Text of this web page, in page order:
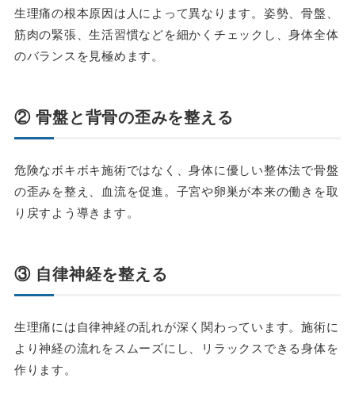
生理痛の根本原因は人によって異なります。姿勢、骨盤、
筋肉の緊張、生活習慣などを細かくチェックし、身体全体
のバランスを見極めます。
② 骨盤と背骨の歪みを整える
危険なボキボキ施術ではなく、身体に優しい整体法で骨盤
の歪みを整え、血流を促進。子宮や卵巣が本来の働きを取
り戻すよう導きます。
③ 自律神経を整える
生理痛には自律神経の乱れが深く関わっています。施術に
より神経の流れをスムーズにし、リラックスできる身体を
作ります。